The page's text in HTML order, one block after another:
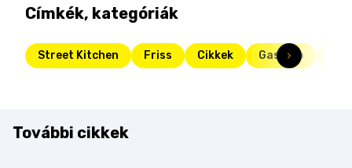
Címkék, kategóriák
Street Kitchen Friss Cikkek Gasztro
További cikkek